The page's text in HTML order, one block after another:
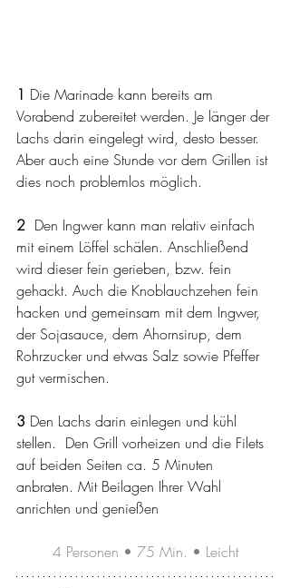
1 Die Marinade kann bereits am
Vorabend zubereitet werden. Je länger der
Lachs darin eingelegt wird, desto besser.
Aber auch eine Stunde vor dem Grillen ist
dies noch problemlos möglich.
2 Den Ingwer kann man relativ einfach
mit einem Löffel schälen. Anschließend
wird dieser fein gerieben, bzw. fein
gehackt. Auch die Knoblauchzehen fein
hacken und gemeinsam mit dem Ingwer,
der Sojasauce, dem Ahornsirup, dem
Rohrzucker und etwas Salz sowie Pfeffer
gut vermischen.
3 Den Lachs darin einlegen und kühl
stellen.  Den Grill vorheizen und die Filets
auf beiden Seiten ca. 5 Minuten
anbraten. Mit Beilagen Ihrer Wahl
anrichten und genießen
4 Personen • 75 Min. • Leicht